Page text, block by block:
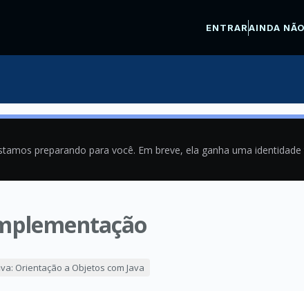
ENTRARAINDA
preparando para você. Em breve, ela ganha uma
Orientação a Objetos com Java